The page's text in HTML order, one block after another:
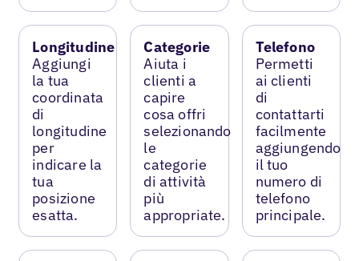
Longitudine
Aggiungi
la tua
coordinata
di
longitudine
per
indicare la
tua
posizione
esatta.
Categorie
Aiuta i
clienti a
capire
cosa offri
selezionando
le
categorie
di attività
più
appropriate.
Telefono
Permetti
ai clienti
di
contattarti
facilmente
aggiungendo
il tuo
numero di
telefono
principale.